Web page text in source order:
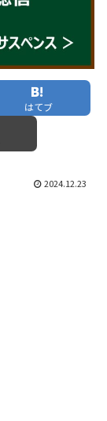
はてブ
2024.12.23